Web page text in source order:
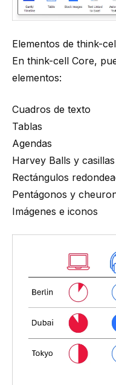
Elementos de think-
En think-cell Core,
elementos:
Cuadros de texto
Tablas
Agendas
Harvey Balls y
Rectángulos
Pentágonos y
Imágenes e iconos